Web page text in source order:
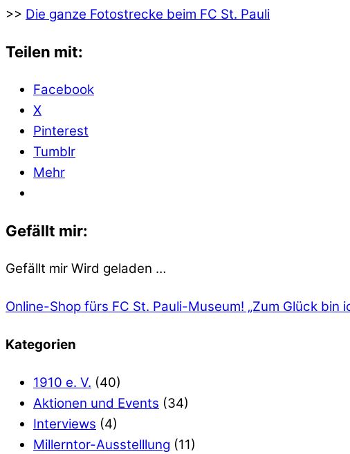
>> Die ganze Fotostrecke beim FC St. Pauli
Teilen mit:
Facebook
X
Pinterest
Tumblr
Mehr
Gefällt mir:
Gefällt mir Wird geladen …
Online-Shop fürs FC St. Pauli-Museum! „Zum Glück bin
Kategorien
1910 e. V. (40)
Aktionen und Events (34)
Interviews (4)
Millerntor-Ausstelllung (11)